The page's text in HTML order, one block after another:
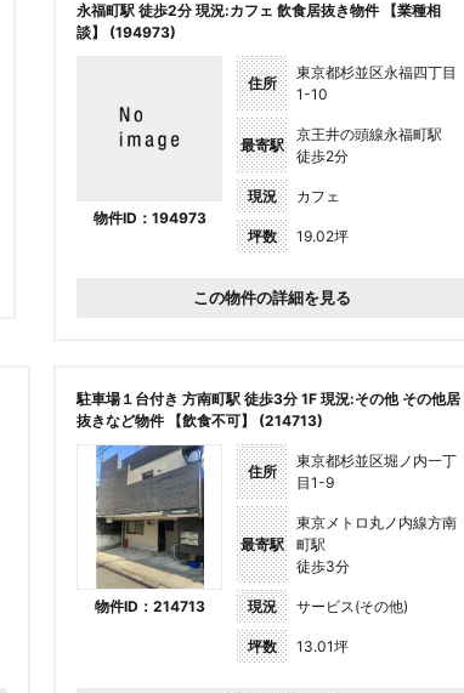
永福町駅 徒歩2分 現況:カフェ 飲食居抜き物件 【業種相
談】 (194973)
物件ID：194973
住所
東京都杉並区永福四丁目
1-10
最寄駅
京王井の頭線永福町駅
徒歩2分
現況 カフェ
坪数 19.02坪
この物件の詳細を見る
駐車場１台付き 方南町駅 徒歩3分 1F 現況:その他 その他居
抜きなど物件 【飲食不可】 (214713)
物件ID：214713
住所
東京都杉並区堀ノ内一丁
目1-9
最寄駅
東京メトロ丸ノ内線方南
町駅
徒歩3分
現況 サービス(その他)
坪数 13.01坪